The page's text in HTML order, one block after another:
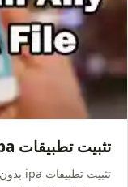
تثبيت تطبيقات ipa بدون جلبريك